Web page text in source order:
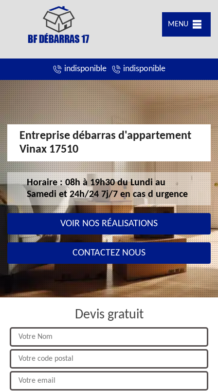
MENU
indisponible indisponible
Entreprise débarras d'appartement
Vinax 17510
Horaire : 08h à 19h30 du Lundi au
Samedi et 24h/24 7j/7 en cas d urgence
VOIR NOS RÉALISATIONS
CONTACTEZ NOUS
Devis gratuit